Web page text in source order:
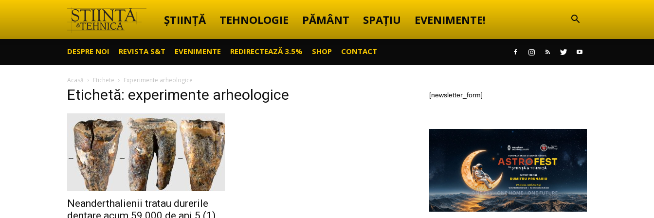
Știință
Tehnică
ȘTIINȚĂ TEHNOLOGIE PĂMÂNT SPAȚIU EVENIMENTE!
DESPRE NOI REVISTA S&T EVENIMENTE REDIRECTEAZĂ 3.5% SHOP CONTACT
Acasă Etichete Experimente arheologice
Etichetă: experimente arheologice
Neanderthalienii tratau durerile
dentare acum 59.000 de ani 5 (1)
[newsletter_form]